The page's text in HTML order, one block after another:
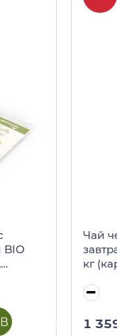
корзину
Чай
кг
1